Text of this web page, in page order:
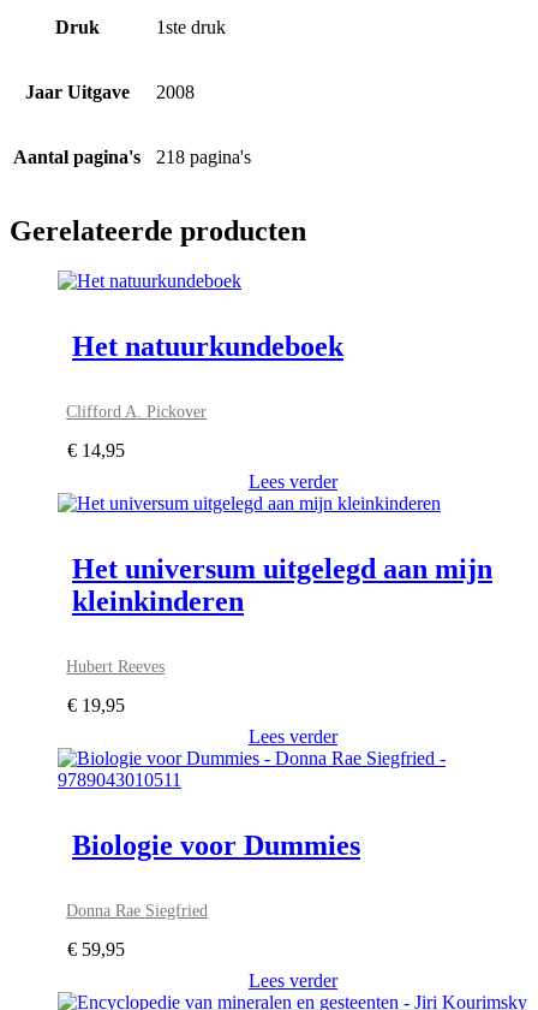
Druk 1ste druk
Jaar Uitgave 2008
Aantal pagina's 218 pagina's
Gerelateerde producten
Het natuurkundeboek
Clifford A. Pickover
€ 14,95
Lees verder
Het universum uitgelegd aan mijn
kleinkinderen
Hubert Reeves
€ 19,95
Lees verder
Biologie voor Dummies
Donna Rae Siegfried
€ 59,95
Lees verder